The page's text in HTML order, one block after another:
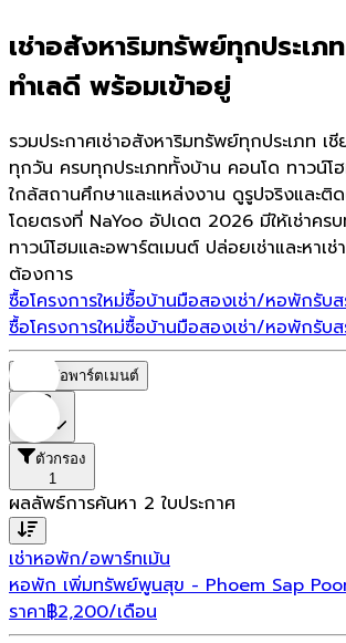
เช่าอสังหาริมทรัพย์ทุกประเภ
ทำเลดี พร้อมเข้าอยู่
รวมประกาศเช่าอสังหาริมทรัพย์ทุกประเภท เ
ทุกวัน ครบทุกประเภททั้งบ้าน คอนโด ทาวน์โ
ใกล้สถานศึกษาและแหล่งงาน ดูรูปจริงและติ
โดยตรงที่ NaYoo อัปเดต 2026 มีให้เช่าคร
ทาวน์โฮมและอพาร์ตเมนต์ ปล่อยเช่าและหาเช่
ต้องการ
ซื้อโครงการใหม่ซื้อบ้านมือสองเช่า/หอพักรับ
ซื้อโครงการใหม่ซื้อบ้านมือสองเช่า/หอพักรับ
หอพัก/อพาร์ตเมนต์
ตัวกรอง
1
ผลลัพธ์การค้นหา 2 ใบประกาศ
เช่าหอพัก/อพาร์ทเม้น
หอพัก เพิ่มทรัพย์พูนสุข - Phoem Sap
ราคา฿2,200/เดือน